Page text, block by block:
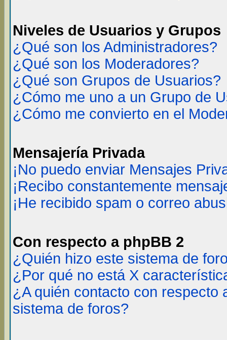
Niveles de Usuarios y Grupos
¿Qué son los Administradores?
¿Qué son los Moderadores?
¿Qué son Grupos de Usuarios?
¿Cómo me uno a un Grupo de
¿Cómo me convierto en el
Mensajería Privada
¡No puedo enviar Mensajes
¡Recibo constantemente
¡He recibido spam o correo
Con respecto a phpBB 2
¿Quién hizo este sistema de
¿Por qué no está X
¿A quién contacto con respecto
sistema de foros?